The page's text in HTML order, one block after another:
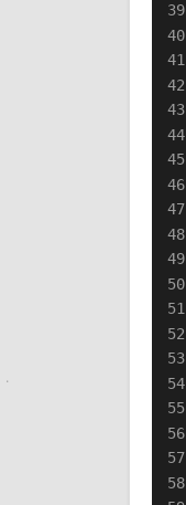
39
40
41
42
43
44
45
46
47
48
49
50
51
52
53
54
55
56
57
58